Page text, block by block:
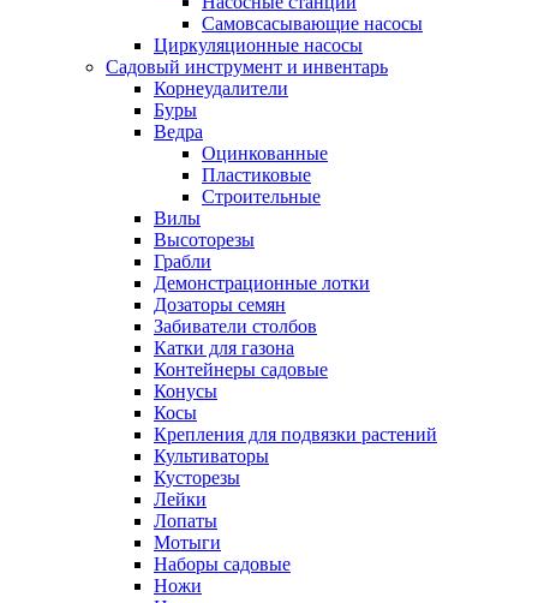
Самовсасывающие насосы
Циркуляционные насосы
Садовый инструмент и инвентарь
Корнеудалители
Буры
Ведра
Оцинкованные
Пластиковые
Строительные
Вилы
Высоторезы
Грабли
Демонстрационные лотки
Дозаторы семян
Забиватели столбов
Катки для газона
Контейнеры садовые
Конусы
Косы
Крепления для подвязки растений
Культиваторы
Кусторезы
Лейки
Лопаты
Мотыги
Наборы садовые
Ножи